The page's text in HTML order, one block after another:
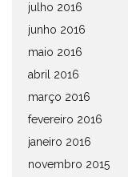
julho 2016
junho 2016
maio 2016
abril 2016
março 2016
fevereiro 2016
janeiro 2016
novembro 2015